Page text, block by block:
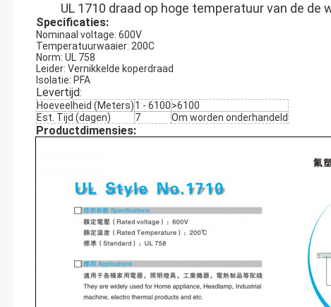
UL 1710 draad op hoge temperatuur van de
Specificaties:
Nominaal voltage: 600V
Temperatuurwaaier: 200C
Norm: UL 758
Leider: Vernikkelde koperdraad
Isolatie: PFA
Levertijd:
Hoeveelheid (Meters)1 - 6100>6100
Est. Tijd (dagen)
7 Om worden onderhandeld
Productdimensies: